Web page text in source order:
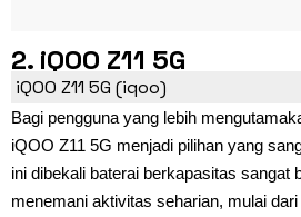
2. iQOO Z11 5G
iQOO Z11 5G (iqoo)
Bagi pengguna yang lebih
iQOO Z11 5G menjadi pilihan yang
ini dibekali baterai berkapasitas sangat
menemani aktivitas seharian, mulai